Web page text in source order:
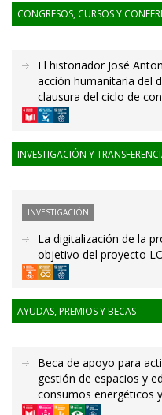
CONGRESOS, CURSOS Y
El historiador José
acción humanitaria del
clausura del ciclo de
INVESTIGACIÓN Y
INVESTIGACIÓN
La digitalización de la
objetivo del proyecto
AYUDAS, PREMIOS Y BECAS
Beca de apoyo para
gestión de espacios y
consumos energéticos